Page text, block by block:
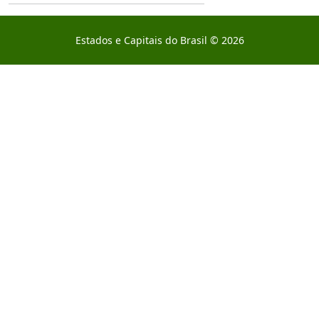
Estados e Capitais do Brasil © 2026